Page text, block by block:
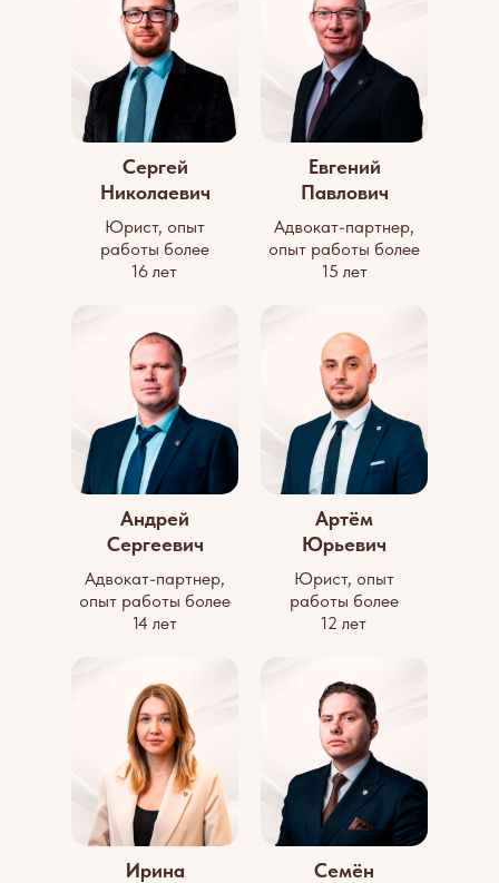
Сергей
Николаевич
Юрист, опыт
работы более
16 лет
Евгений
Павлович
Адвокат-партнер,
опыт работы более
15 лет
Андрей
Сергеевич
Адвокат-партнер,
опыт работы более
14 лет
Артём
Юрьевич
Юрист, опыт
работы более
12 лет
Ирина
Семён